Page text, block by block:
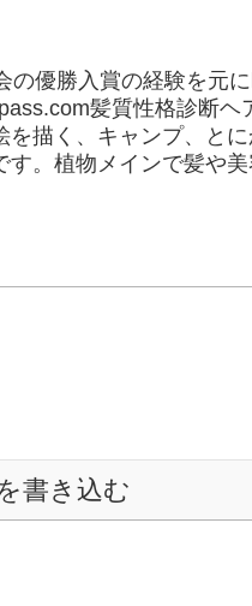
の優勝入賞の経験を元
髪質性格診断
描く、キャンプ、と
。植物メインで髪や
書き込む